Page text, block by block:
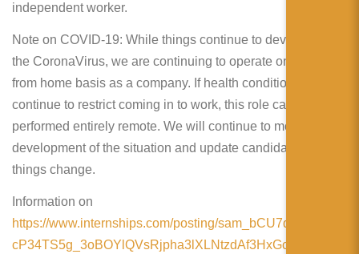
Español
independent worker.
Note on COVID-19: While things continue to develop with
the CoronaVirus, we are continuing to operate on a work
from home basis as a company. If health conditions
continue to restrict coming in to work, this role can be
performed entirely remote. We will continue to monitor the
development of the situation and update candidates as
things change.
Information on
https://www.internships.com/posting/sam_bCU7qcG1f1gEp
cP34TS5g_3oBOYlQVsRjpha3lXLNtzdAf3HxGc13g